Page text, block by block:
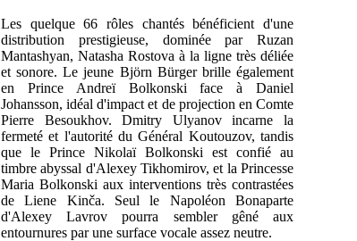
Les quelque 66 rôles chantés bénéficient d'une
distribution prestigieuse, dominée par Ruzan
Mantashyan, Natasha Rostova à la ligne très déliée
et sonore. Le jeune Björn Bürger brille également
en Prince Andreï Bolkonski face à Daniel
Johansson, idéal d'impact et de projection en Comte
Pierre Besoukhov. Dmitry Ulyanov incarne la
fermeté et l'autorité du Général Koutouzov, tandis
que le Prince Nikolaï Bolkonski est confié au
timbre abyssal d'Alexey Tikhomirov, et la Princesse
Maria Bolkonski aux interventions très contrastées
de Liene Kinča. Seul le Napoléon Bonaparte
d'Alexey Lavrov pourra sembler gêné aux
entournures par une surface vocale assez neutre.